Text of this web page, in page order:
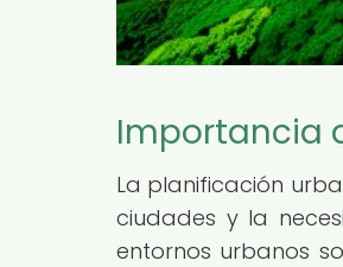
Importancia
La planificación
ciudades y la
entornos urbanos